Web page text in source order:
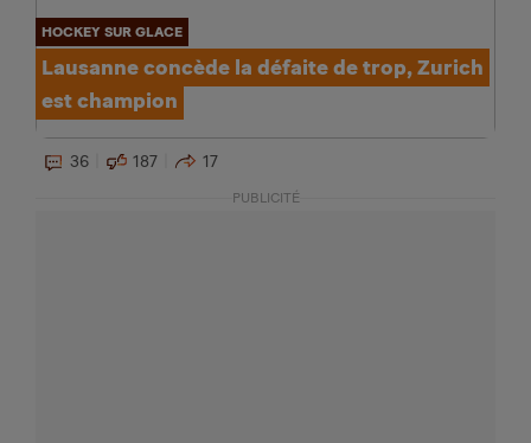
HOCKEY SUR GLACE
Lausanne concède la défaite de trop, Zurich
est champion
36 187 17
PUBLICITÉ